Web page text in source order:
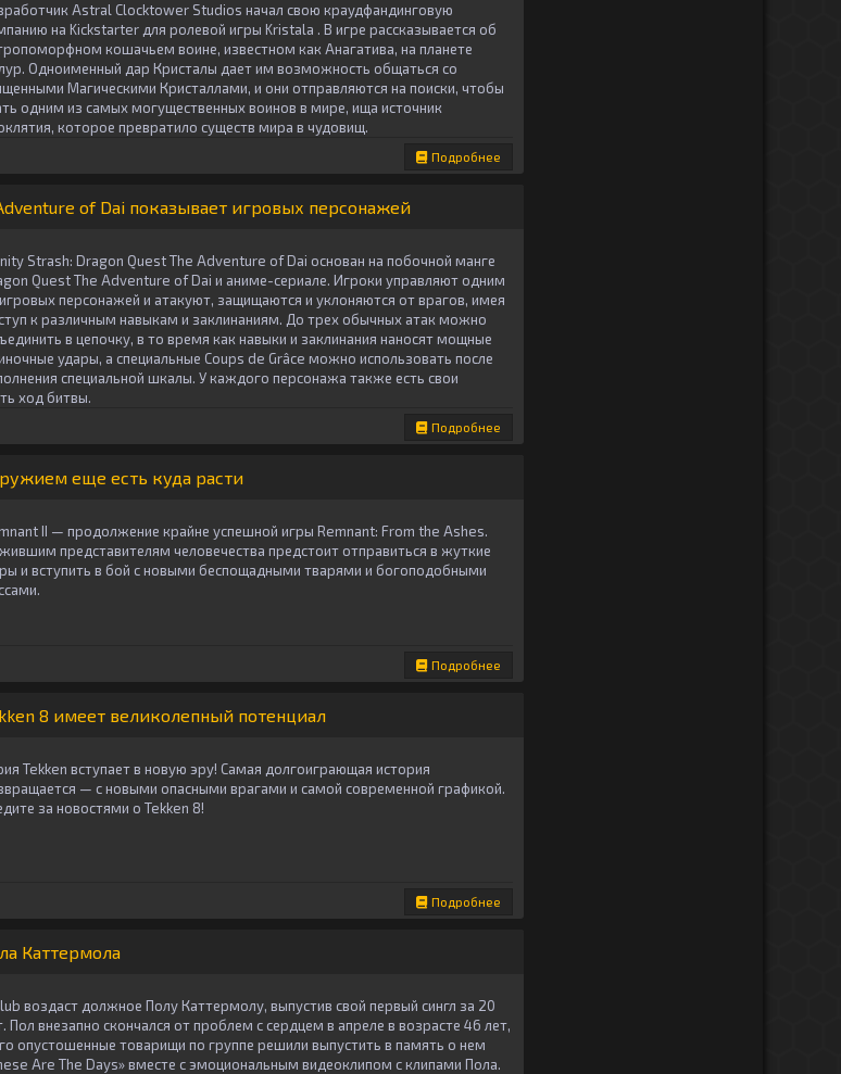
Astral Clocktower Studios начал свою краудфандинговую
на Kickstarter для ролевой игры Kristala . В игре рассказывается об
кошачьем воине, известном как Анагатива, на планете
Одноименный дар Кристалы дает им возможность общаться со
Магическими Кристаллами, и они отправляются на поиски, чтобы
одним из самых могущественных воинов в мире, ища источник
которое превратило существ мира в чудовищ.
Подробнее
of Dai показывает игровых персонажей
Strash: Dragon Quest The Adventure of Dai основан на побочной манге
Quest The Adventure of Dai и аниме-сериале. Игроки управляют одним
персонажей и атакуют, защищаются и уклоняются от врагов, имея
к различным навыкам и заклинаниям. До трех обычных атак можно
в цепочку, в то время как навыки и заклинания наносят мощные
удары, а специальные Coups de Grâce можно использовать после
специальной шкалы. У каждого персонажа также есть свои
ход битвы.
Подробнее
еще есть куда расти
II — продолжение крайне успешной игры Remnant: From the Ashes.
представителям человечества предстоит отправиться в жуткие
и вступить в бой с новыми беспощадными тварями и богоподобными
Подробнее
8 имеет великолепный потенциал
Tekken вступает в новую эру! Самая долгоиграющая история
— с новыми опасными врагами и самой современной графикой.
за новостями о Tekken 8!
Подробнее
Каттермола
воздаст должное Полу Каттермолу, выпустив свой первый сингл за 20
Пол внезапно скончался от проблем с сердцем в апреле в возрасте 46 лет,
опустошенные товарищи по группе решили выпустить в память о нем
Are The Days» вместе с эмоциональным видеоклипом с клипами Пола.